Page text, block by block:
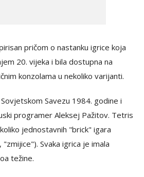
pričom o nastanku igrice koja
20. vijeka i bila dostupna na
konzolama u nekoliko varijanti.
Savezu 1984. godine i
programer Aleksej Pažitov. Tetris
jednostavnih "brick" igara
Svaka igrica je imala
težine.